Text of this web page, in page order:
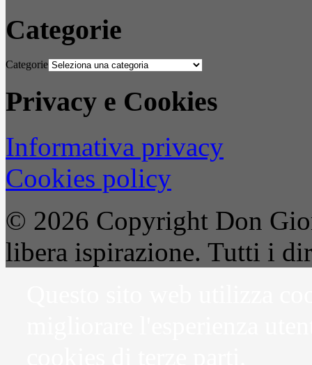
Categorie
Categorie
Privacy e Cookies
Informativa privacy
Cookies policy
© 2026 Copyright Don
libera ispirazione. Tutti i